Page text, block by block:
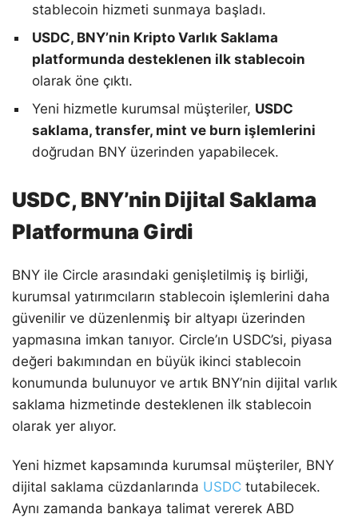
stablecoin hizmeti sunmaya başladı.
USDC, BNY’nin Kripto Varlık Saklama
platformunda desteklenen ilk stablecoin
olarak öne çıktı.
Yeni hizmetle kurumsal müşteriler, USDC
saklama, transfer, mint ve burn işlemlerini
doğrudan BNY üzerinden yapabilecek.
USDC, BNY’nin Dijital Saklama
Platformuna Girdi
BNY ile Circle arasındaki genişletilmiş iş birliği,
kurumsal yatırımcıların stablecoin işlemlerini daha
güvenilir ve düzenlenmiş bir altyapı üzerinden
yapmasına imkan tanıyor. Circle’ın USDC’si, piyasa
değeri bakımından en büyük ikinci stablecoin
konumunda bulunuyor ve artık BNY’nin dijital varlık
saklama hizmetinde desteklenen ilk stablecoin
olarak yer alıyor.
Yeni hizmet kapsamında kurumsal müşteriler, BNY
dijital saklama cüzdanlarında USDC tutabilecek.
Aynı zamanda bankaya talimat vererek ABD